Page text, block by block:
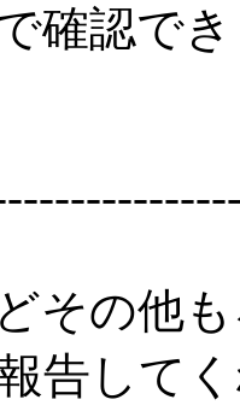
確認で
その他
告して